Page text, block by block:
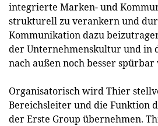
integrierte Marken- und
strukturell zu verankern und
Kommunikation dazu
der Unternehmenskultur und in
nach außen noch besser
Organisatorisch wird Thier
Bereichsleiter und die Funktion
der Erste Group übernehmen.